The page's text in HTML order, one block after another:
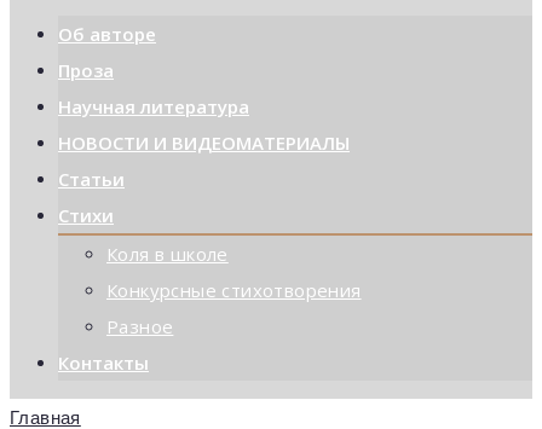
Об авторе
Проза
Научная литература
НОВОСТИ И ВИДЕОМАТЕРИАЛЫ
Статьи
Стихи
Коля в школе
Конкурсные стихотворения
Разное
Контакты
Главная